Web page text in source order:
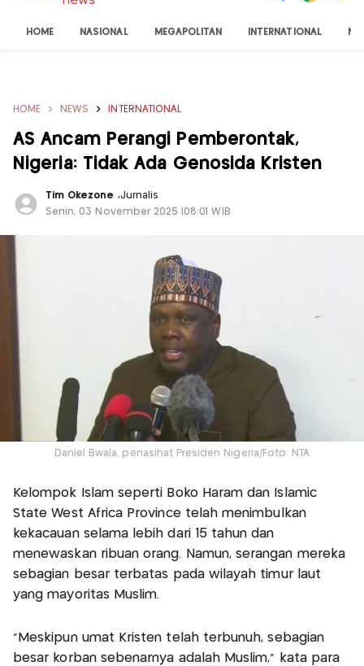
HOME NASIONAL MEGAPOLITAN INTERNATIONAL
HOME NEWS INTERNATIONAL
AS Ancam Perangi Pemberontak,
Nigeria: Tidak Ada Genosida Kristen
Tim Okezone ,Jurnalis
Senin, 03 November 2025 |08:01 WIB
Daniel Bwala, penasihat Presiden Nigeria/Foto: NTA
Kelompok Islam seperti Boko Haram dan Islamic
State West Africa Province telah menimbulkan
kekacauan selama lebih dari 15 tahun dan
menewaskan ribuan orang. Namun, serangan mereka
sebagian besar terbatas pada wilayah timur laut
yang mayoritas Muslim.
"Meskipun umat Kristen telah terbunuh, sebagian
besar korban sebenarnya adalah Muslim," kata para